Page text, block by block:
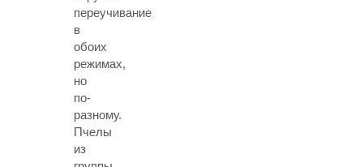
переучивание
в
обоих
режимах,
но
по-
разному.
Пчелы
из